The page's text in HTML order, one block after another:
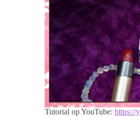
Tutorial op YouTube: https://